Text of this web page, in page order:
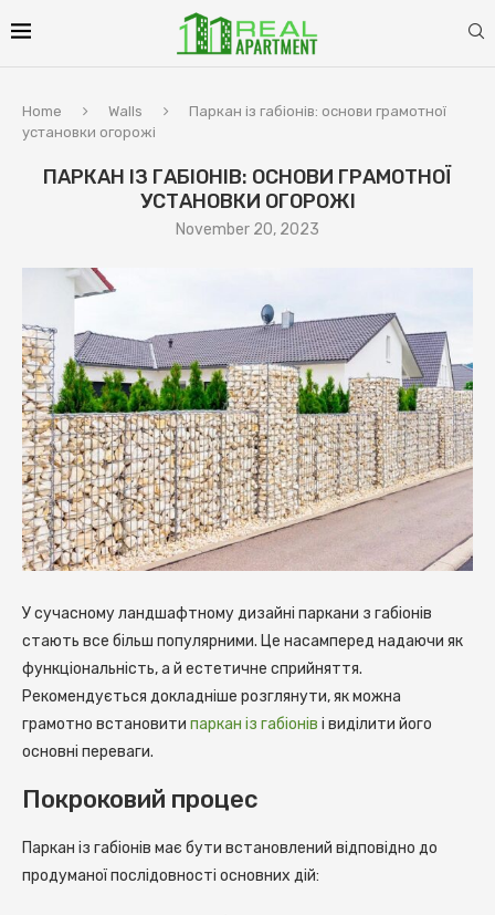
Home Walls
Паркан із габіонів: основи грамотної
установки огорожі
ПАРКАН ІЗ ГАБІОНІВ: ОСНОВИ ГРАМОТНОЇ
УСТАНОВКИ ОГОРОЖІ
November 20, 2023
У сучасному ландшафтному дизайні паркани з габіонів
стають все більш популярними. Це насамперед надаючи як
функціональність, а й естетичне сприйняття.
Рекомендується докладніше розглянути, як можна
грамотно встановити паркан із габіонів і виділити його
основні переваги.
Покроковий процес
Паркан із габіонів має бути встановлений відповідно до
продуманої послідовності основних дій: